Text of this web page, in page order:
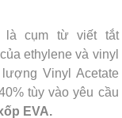
là cụm từ viết tắt
ethylene và vinyl
Vinyl Acetate
tùy vào yêu cầu
EVA.